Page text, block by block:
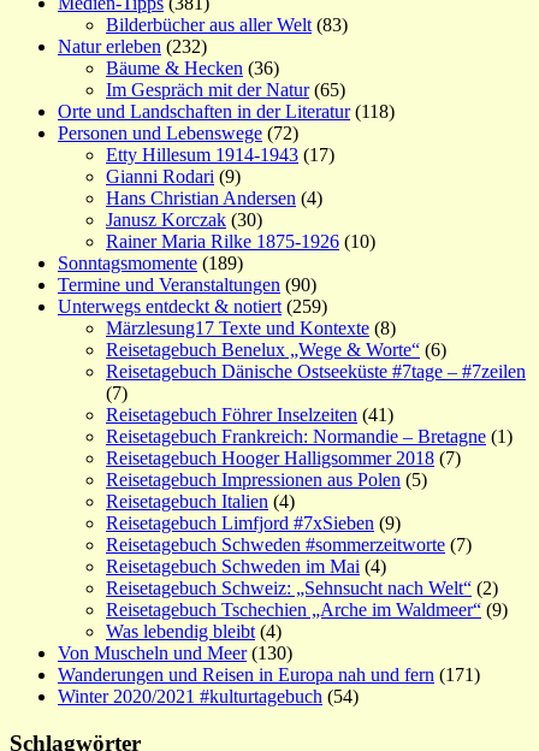
Bilderbücher aus aller Welt (83)
Natur erleben (232)
Bäume & Hecken (36)
Im Gespräch mit der Natur(65)
Orte und Landschaften in der Literatur(118)
Personen und Lebenswege (72)
Etty Hillesum 1914-1943 (17)
Gianni Rodari (9)
Hans Christian Andersen (4)
Janusz Korczak (30)
Rainer Maria Rilke 1875-1926 (10)
Sonntagsmomente (189)
Termine und Veranstaltungen (90)
Unterwegs entdeckt & notiert (259)
Märzlesung17 Texte und Kontexte (8)
Reisetagebuch Benelux „Wege & Worte“ (6)
Reisetagebuch Dänische Ostseeküste #7tage – #7zeilen
(7)
Reisetagebuch Föhrer Inselzeiten (41)
Reisetagebuch Frankreich: Normandie – Bretagne (1)
Reisetagebuch Hooger Halligsommer 2018 (7)
Reisetagebuch Impressionen aus Polen (5)
Reisetagebuch Italien (4)
Reisetagebuch Limfjord #7xSieben (9)
Reisetagebuch Schweden #sommerzeitworte (7)
Reisetagebuch Schweden im Mai (4)
Reisetagebuch Schweiz: „Sehnsucht nach Welt“ (2)
Reisetagebuch Tschechien „Arche im Waldmeer“ (9)
Was lebendig bleibt (4)
Von Muscheln und Meer(130)
Wanderungen und Reisen in Europa nah und fern (171)
Winter 2020/2021 #kulturtagebuch (54)
Schlagwörter